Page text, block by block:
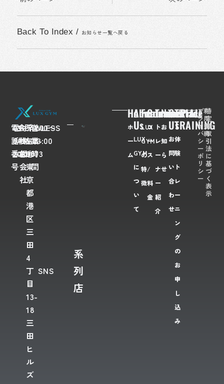
Back To Index / お知らせ一覧へ戻る
電
話
番
号
03-
6435-
2028
会
社
名
FLAWLESS
株
式
会
社
所
在
地
〒
108-
0073
東
京
都
港
区
三
田
4
丁
目
13-
18
三
田
ヒ
ル
ズ
営
業
時
間
7:00〜
23:00
SNS
系
列
店
Home
ホ
ー
ム
About
Us
LUX
GYM
に
つ
い
て
Feaures
LUX
GYM
の
特
徴
Course/Price
コ
ー
ス
/
料
金
Trainer
ト
レ
ー
ナ
ー
紹
介
News
お
知
ら
せ
Contact
Us
お
問
い
合
わ
せ
TRIAL
TRAINING
体
験
ト
レ
ー
ニ
ン
グ
の
お
申
し
込
み
プ
ラ
イ
バ
シ
ー
ポ
リ
シ
ー
利
用
規
約
特
定
商
取
引
法
に
基
づ
く
表
示